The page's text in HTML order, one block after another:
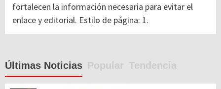
fortalecen la información necesaria para evitar el
enlace y editorial. Estilo de página: 1.
Últimas Noticias Popular Tendencia